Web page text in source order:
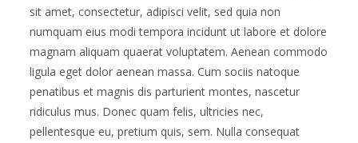
sit amet, consectetur, adipisci velit, sed quia non
numquam eius modi tempora incidunt ut labore et dolore
magnam aliquam quaerat voluptatem. Aenean commodo
ligula eget dolor aenean massa. Cum sociis natoque
penatibus et magnis dis parturient montes, nascetur
ridiculus mus. Donec quam felis, ultricies nec,
pellentesque eu, pretium quis, sem. Nulla consequat